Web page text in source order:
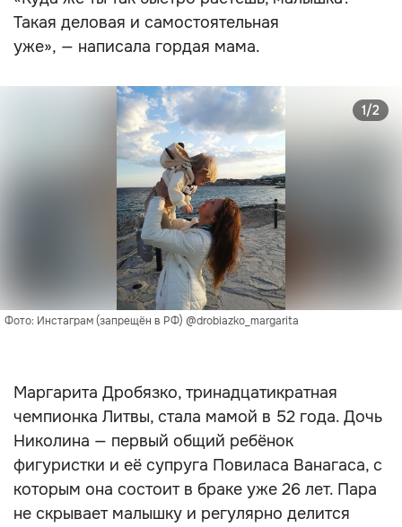
Такая деловая и самостоятельная
уже», — написала гордая мама.
Фото: Инстаграм (запрещён в РФ) @drobiazko_margarita
1/2
Маргарита Дробязко, тринадцатикратная
чемпионка Литвы, стала мамой в 52 года. Дочь
Николина — первый общий ребёнок
фигуристки и её супруга Повиласа Ванагаса, с
которым она состоит в браке уже 26 лет. Пара
не скрывает малышку и регулярно делится